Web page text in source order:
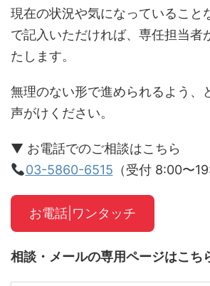
現在の状況や気になっていること
で記入いただければ、専任担当者
たします。
無理のない形で進められるよう、
声がけください。
▼ お電話でのご相談はこちら
03-5860-6515 （受付 8:00〜
お電話|ワンタッチ
相談・メールの専用ページはこち